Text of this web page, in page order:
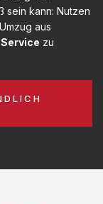
sein kann: Nutzen
aus
zu